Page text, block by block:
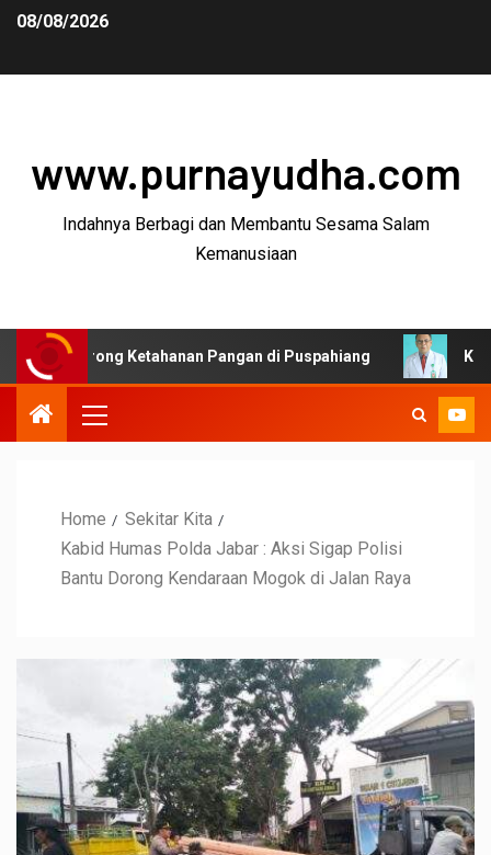
08/08/2026
www.purnayudha.com
Indahnya Berbagi dan Membantu Sesama Salam
Kemanusiaan
Ketahanan Pangan di Puspahiang Ketua MKEK
Home
Sekitar Kita
Kabid Humas Polda Jabar : Aksi Sigap Polisi
Bantu Dorong Kendaraan Mogok di Jalan Raya